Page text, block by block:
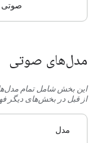
صوتی
مدل‌های صوتی
این بخش شامل تمام
از قبل در بخش‌های دیگر
مدل